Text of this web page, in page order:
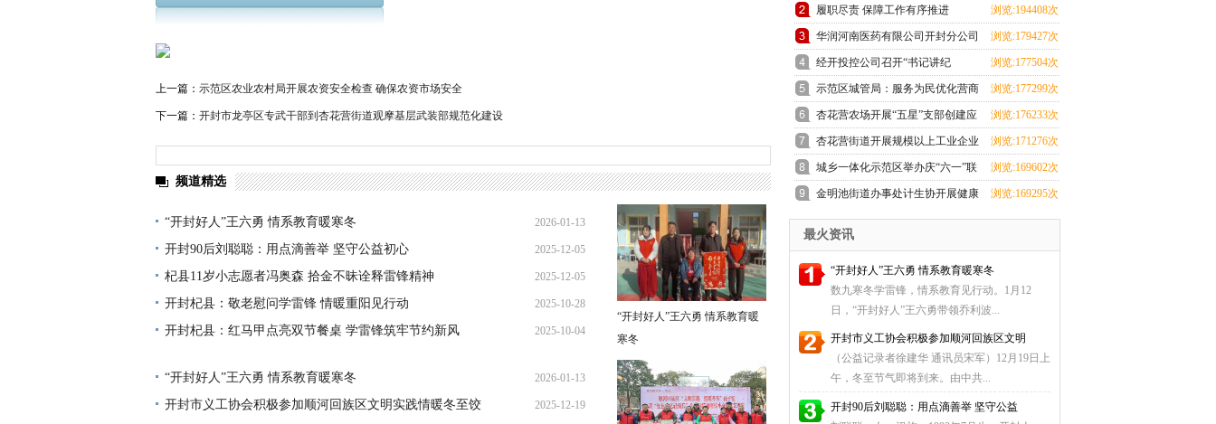
上一篇： 示范区农业农村局开展农资安全检查 确保农资市场安全
下一篇： 开封市龙亭区专武干部到杏花营街道观摩基层武装部规范化建设
频道精选
“开封好人”王六勇 情系教育暖寒冬 2026-01-13
21:31:49
开封90后刘聪聪：用点滴善举 坚守公益初心 2025-12-05
19:26:32
杞县11岁小志愿者冯奥森 拾金不昧诠释雷锋精神 2025-12-05
19:08:10
开封杞县：敬老慰问学雷锋 情暖重阳见行动 2025-10-28
21:37:57
开封杞县：红马甲点亮双节餐桌 学雷锋筑牢节约新风 2025-10-04
“开封好人”王六勇 情系教育暖寒冬 2026-01-13
21:31:49
开封市义工协会积极参加顺河回族区文明实践情暖冬至饺 2025-12-19
“开封好人”王六勇 情系教育暖
寒冬
教育进校园活动
履职尽责 保障工作有序推进 浏览:194408次
华润河南医药有限公司开封分公司
团支部成立
浏览:179427次
经开投控公司召开“书记讲纪
法”和“纪法与青春
浏览:177504次
示范区城管局：服务为民优化营商
环境 群众感激送
浏览:177299次
杏花营农场开展“五星”支部创建应
知应会知识测
浏览:176233次
杏花营街道开展规模以上工业企业
科技研发全覆盖
浏览:171276次
城乡一体化示范区举办庆“六一”联
欢会暨少儿才
浏览:169602次
金明池街道办事处计生协开展健康
厨艺大比拼活动
浏览:169295次
最火资讯
“开封好人”王六勇 情系教育暖寒冬
数九寒冬学雷锋，情系教育见行动。1月12
日，“开封好人”王六勇带领乔利波...
开封市义工协会积极参加顺河回族区文明
（公益记录者徐建华 通讯员宋军）12月19日上
午，冬至节气即将到来。由中共...
开封90后刘聪聪：用点滴善举 坚守公益